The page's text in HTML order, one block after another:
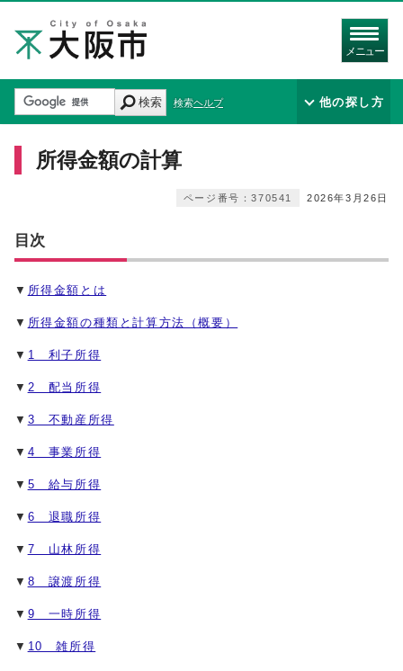
メニュー
検索 検索ヘルプ 他の探し方
所得金額の計算
2026年3月26日
ページ番号：370541
目次
▼ 所得金額とは
▼ 所得金額の種類と計算方法（概要）
▼ 1 利子所得
▼ 2 配当所得
▼ 3 不動産所得
▼ 4 事業所得
▼ 5 給与所得
▼ 6 退職所得
▼ 7 山林所得
▼ 8 譲渡所得
▼ 9 一時所得
▼ 10 雑所得